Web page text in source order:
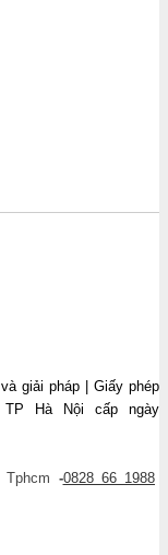
giải pháp | Giấy phép
Hà Nội cấp ngày
-0828 66 1988